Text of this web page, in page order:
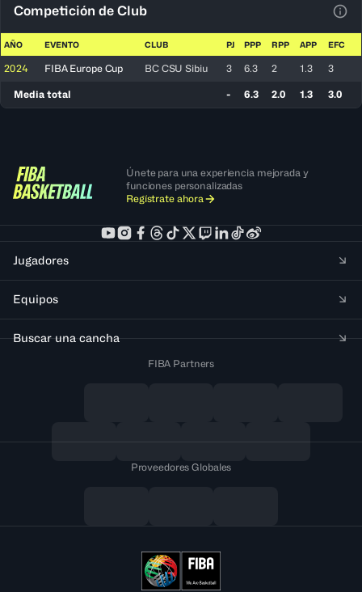
Competición de Club
AÑO EVENTO CLUB PJ PPP RPP APP EFC
2024 FIBA Europe Cup BC CSU Sibiu 3 6.3 2 1.3 3
Media total - 6.3 2.0 1.3 3.0
Únete para una experiencia mejorada y
funciones personalizadas
Regístrate ahora
Jugadores
Equipos
Buscar una cancha
FIBA Partners
Proveedores Globales